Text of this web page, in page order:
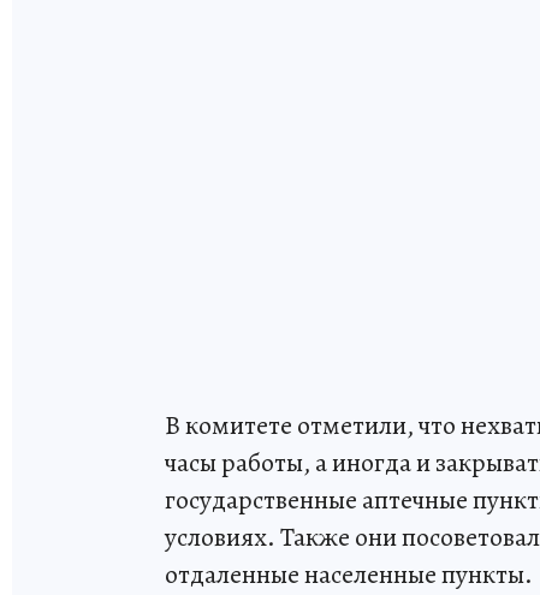
В комитете отметили, что
часы работы, а иногда и
государственные аптечные
условиях. Также они
отдаленные населенные пункты.